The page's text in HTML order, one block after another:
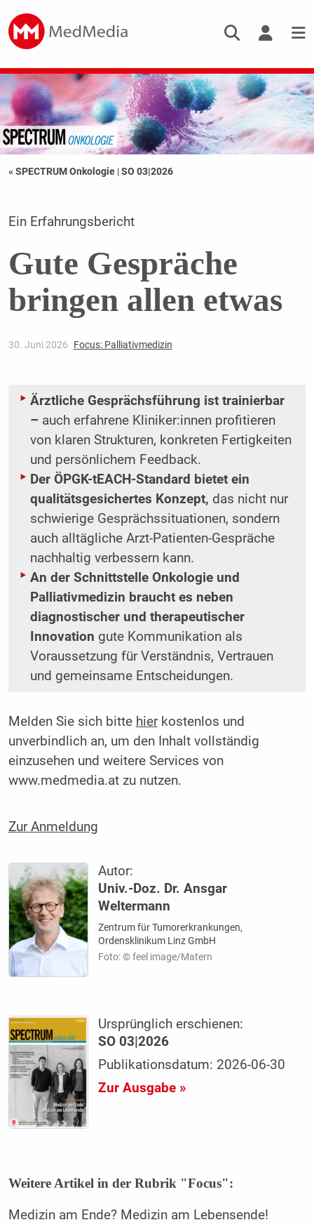
« SPECTRUM Onkologie |SO 03|2026
Ein Erfahrungsbericht
Gute Gespräche
bringen allen etwas
30. Juni 2026 Focus: Palliativmedizin
Ärztliche Gesprächsführung ist trainierbar
– auch erfahrene Kliniker:innen profitieren
von klaren Strukturen, konkreten Fertigkeiten
und persönlichem Feedback.
Der ÖPGK-tEACH-Standard bietet ein
qualitätsgesichertes Konzept, das nicht nur
schwierige Gesprächssituationen, sondern
auch alltägliche Arzt-Patienten-Gespräche
nachhaltig verbessern kann.
An der Schnittstelle Onkologie und
Palliativmedizin braucht es neben
diagnostischer und therapeutischer
Innovation gute Kommunikation als
Voraussetzung für Verständnis, Vertrauen
und gemeinsame Entscheidungen.
Melden Sie sich bitte hierkostenlos und
unverbindlich an, um den Inhalt vollständig
einzusehen und weitere Services von
www.medmedia.at zu nutzen.
Zur Anmeldung
Autor:
Univ.-Doz. Dr. Ansgar
Weltermann
Zentrum für Tumorerkrankungen,
Ordensklinikum Linz GmbH
Foto: © feel image/Matern
Ursprünglich erschienen:
SO 03|2026
Publikationsdatum: 2026-06-30
Zur Ausgabe »
Weitere Artikel in der Rubrik "Focus":
Medizin am Ende? Medizin am Lebensende!